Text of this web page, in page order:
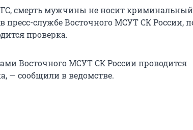
смерть мужчины не носит криминальный
пресс-службе Восточного МСУТ СК России,
проверка.
Восточного МСУТ СК России проводится
— сообщили в ведомстве.